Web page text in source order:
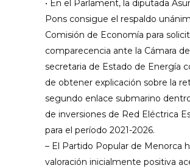
• En el Parlament, la diputada
Pons consigue el respaldo
Comisión de Economía para
comparecencia ante la Cámara
secretaria de Estado de Energía
de obtener explicación sobre la
segundo enlace submarino
de inversiones de Red Eléctrica
para el período 2021-2026.
– El Partido Popular de Menorca
valoración inicialmente positiva